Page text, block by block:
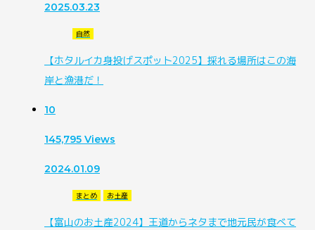
2025.03.23
自然
【ホタルイカ身投げスポット2025】採れる場所はこの海
岸と漁港だ！
10
145,795 Views
2024.01.09
まとめ お土産
【富山のお土産2024】王道からネタまで地元民が食べて